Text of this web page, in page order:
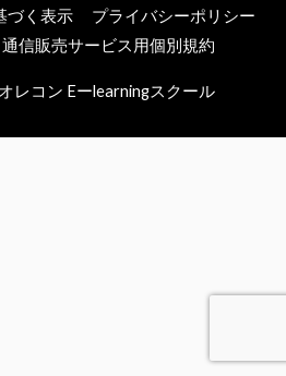
づく表示
プライバシーポリシー
通信販売サービス用個別規約
オレコン Eーlearningスクール